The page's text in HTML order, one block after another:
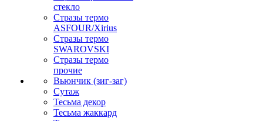
стекло
Стразы термо
ASFOUR/Xirius
Стразы термо
SWAROVSKI
Стразы термо
прочие
Вьюнчик (зиг-заг)
Сутаж
Тесьма декор
Тесьма жаккард